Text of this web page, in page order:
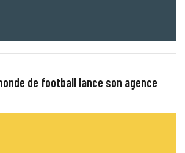
de football lance son agence